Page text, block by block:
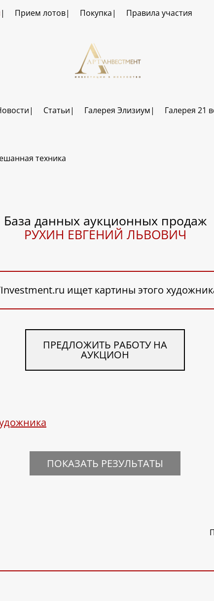
Прием лотов Покупка Правила участия
Статьи Галерея Элизиум Галерея 21
техника
База данных аукционных продаж
РУХИН ЕВГЕНИЙ ЛЬВОВИЧ
ищет картины этого
ПРЕДЛОЖИТЬ РАБОТУ НА
АУКЦИОН
ПОКАЗАТЬ РЕЗУЛЬТАТЫ